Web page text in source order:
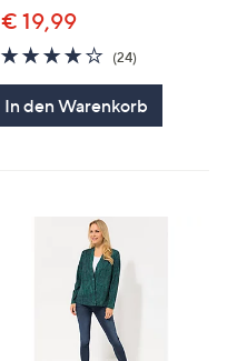
€ 19,99
3.9
von
(24)24
In den Warenkorb